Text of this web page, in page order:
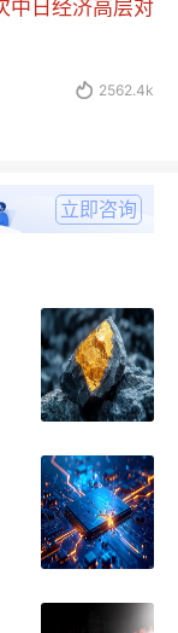
中日经济高层对
 2562.4k
立即咨询